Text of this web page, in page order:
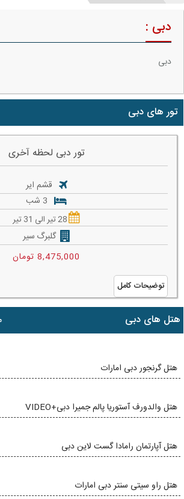
دبی :
دبی
تور های دبی
تور دبی لحظه آخری
قشم ایر
28 تیر الی 31 تیر
گلبرگ سیر
8,475,000 تومان
توضیحات کامل
هتل های دبی
هتل گرنجور دبی امارات
هتل والدورف آستوریا پالم جمیرا دبی+VIDEO
هتل آپارتمان رامادا گست لاین دبی
هتل راو سیتی سنتر دبی امارات